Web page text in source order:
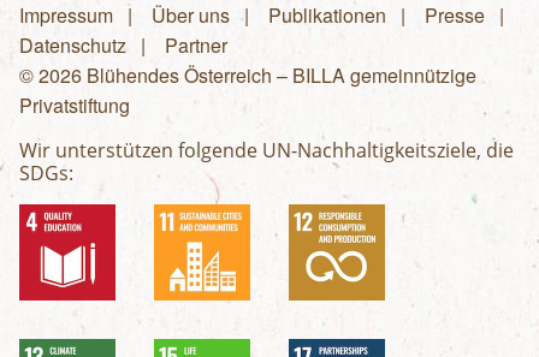
Fußzeilenmenü
Impressum Über uns Publikationen
Presse
Datenschutz
Partner
© 2026 Blühendes Österreich – BILLA gemeinnützige
Privatstiftung
Wir unterstützen folgende UN-Nachhaltigkeitsziele, die
SDGs: